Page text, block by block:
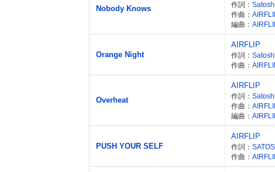
Nobody Knows 作詞： Satoshi
作曲：
編曲：
Orange Night
AIRFLIP
作詞：
作曲：
Overheat
AIRFLIP
作詞： Satoshi
作曲：
編曲：
PUSH YOUR SELF
AIRFLIP
作詞：
作曲：